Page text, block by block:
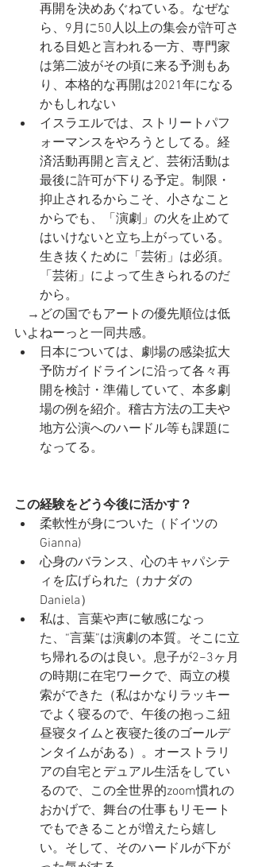
再開を決めあぐねている。なぜな
ら、9月に50人以上の集会が許可さ
れる目処と言われる一方、専門家
は第二波がその頃に来る予測もあ
り、本格的な再開は2021年になる
かもしれない
イスラエルでは、ストリートパフ
ォーマンスをやろうとしてる。経
済活動再開と言えど、芸術活動は
最後に許可が下りる予定。制限・
抑止されるからこそ、小さなこと
からでも、「演劇」の火を止めて
はいけないと立ち上がっている。
生き抜くために「芸術」は必須。
「芸術」によって生きられるのだ
から。
→どの国でもアートの優先順位は低
いよねーっと一同共感。
日本については、劇場の感染拡大
予防ガイドラインに沿って各々再
開を検討・準備していて、本多劇
場の例を紹介。稽古方法の工夫や
地方公演へのハードル等も課題に
なってる。
この経験をどう今後に活かす？
柔軟性が身についた（ドイツの
Gianna)
心身のバランス、心のキャパシテ
ィを広げられた（カナダの
Daniela）
私は、言葉や声に敏感になっ
た、“言葉”は演劇の本質。そこに立
ち帰れるのは良い。息子が2−3ヶ月
の時期に在宅ワークで、両立の模
索ができた（私はかなりラッキー
でよく寝るので、午後の抱っこ紐
昼寝タイムと夜寝た後のゴールデ
ンタイムがある）。オーストラリ
アの自宅とデュアル生活をしてい
るので、この全世界的zoom慣れの
おかげで、舞台の仕事もリモート
でもできることが増えたら嬉し
い。そして、そのハードルが下が